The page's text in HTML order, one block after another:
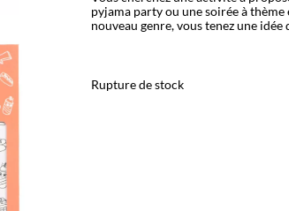
pyjama party ou une soirée à
nouveau genre, vous tenez une
Rupture de stock